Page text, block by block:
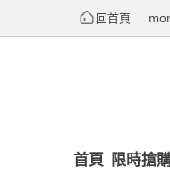
回首頁
首頁 限時搶